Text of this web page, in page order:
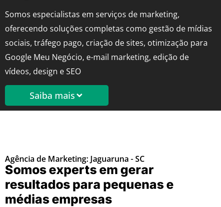
Somos especialistas em serviços de marketing,
oferecendo soluções completas como gestão de mídias
sociais, tráfego pago, criação de sites, otimização para
Google Meu Negócio, e-mail marketing, edição de
vídeos, design e SEO
Saiba mais
Agência de Marketing: Jaguaruna - SC
Somos experts em gerar
resultados para pequenas e
médias empresas